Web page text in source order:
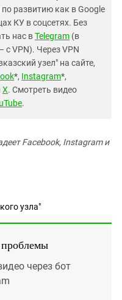
развитию как в Google
КУ в соцсетях. Без
нас вTelegram (в
с VPN). Через VPN
узел" на сайте,
*, Instagram*,
X. Смотреть видео
.
Facebook, Instagram и
узла"
проблемы
через бот